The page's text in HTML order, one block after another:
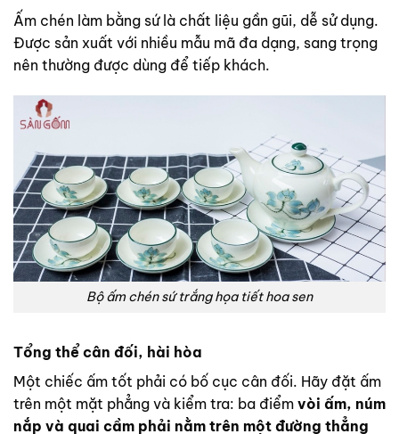
Ấm chén làm bằng sứ là chất liệu gần gũi, dễ sử dụng.
Được sản xuất với nhiều mẫu mã đa dạng, sang trọng
nên thường được dùng để tiếp khách.
Bộ ấm chén sứ trắng họa tiết hoa sen
Tổng thể cân đối, hài hòa
Một chiếc ấm tốt phải có bố cục cân đối. Hãy đặt ấm
trên một mặt phẳng và kiểm tra: ba điểm vòi ấm, núm
nắp và quai cầm phải nằm trên một đường thẳng